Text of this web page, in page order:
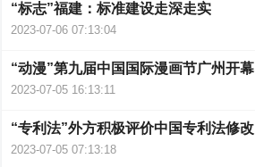
“标志”福建：标准建设走深走实
2023-07-06 07:13:04
“动漫”第九届中国国际漫画节广州开幕
2023-07-05 16:13:11
“专利法”外方积极评价中国专利法修改
2023-07-05 07:13:18